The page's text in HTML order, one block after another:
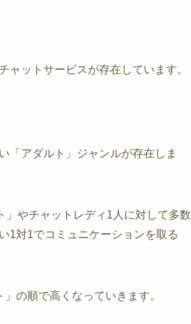
ャットサービスが存在しています。
「アダルト」ジャンルが存在しま
やチャットレディ1人に対して多数
1対1でコミュニケーションを取る
の順で高くなっていきます。